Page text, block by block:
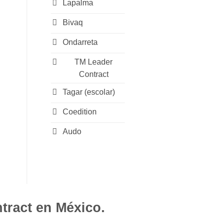
Lapalma
Bivaq
Ondarreta
TM Leader
Contract
Tagar (escolar)
Coedition
Audo
en México.